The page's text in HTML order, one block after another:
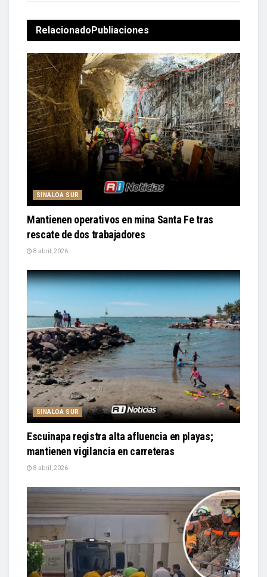
RelacionadoPubliaciones
SINALOA SUR
Mantienen operativos en mina Santa Fe tras
rescate de dos trabajadores
8 abril, 2026
SINALOA SUR
Escuinapa registra alta afluencia en playas;
mantienen vigilancia en carreteras
8 abril, 2026